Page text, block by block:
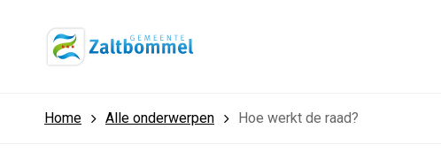
Home Alle onderwerpen Hoe werkt de raad?